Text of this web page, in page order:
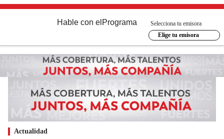
Hable con el Programa
Selecciona tu emisora
Elige tu emisora
Actualidad